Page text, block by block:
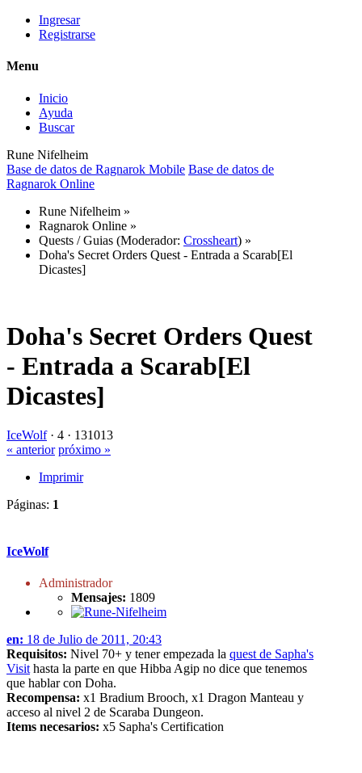
Ingresar
Registrarse
Menu
Inicio
Ayuda
Buscar
Rune Nifelheim
Base de datos de Ragnarok Mobile Base de datos de
Ragnarok Online
Rune Nifelheim »
Ragnarok Online »
Quests / Guias (Moderador: Crossheart) »
Doha's Secret Orders Quest - Entrada a Scarab[El
Dicastes]
Doha's Secret Orders Quest
- Entrada a Scarab[El
Dicastes]
IceWolf· 4 · 131013
« anterior próximo »
Imprimir
Páginas: 1
IceWolf
Administrador
Mensajes: 1809
en: 18 de Julio de 2011, 20:43
Requisitos: Nivel 70+ y tener empezada la quest de Sapha's
Visit hasta la parte en que Hibba Agip no dice que tenemos
que hablar con Doha.
Recompensa: x1 Bradium Brooch, x1 Dragon Manteau y
acceso al nivel 2 de Scaraba Dungeon.
Items necesarios: x5 Sapha's Certification